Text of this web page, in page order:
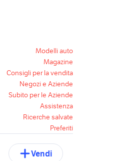
Modelli auto
Magazine
Consigli per la vendita
Negozi e Aziende
Subito per le Aziende
Assistenza
Ricerche salvate
Preferiti
Vendi